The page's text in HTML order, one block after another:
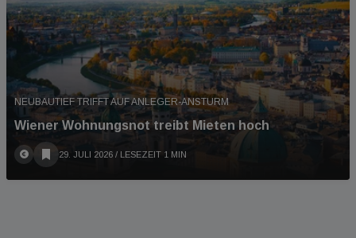
NEUBAUTIEF TRIFFT AUF ANLEGER-ANSTURM
Wiener Wohnungsnot treibt Mieten hoch
29. JULI 2026 / LESEZEIT 1 MIN